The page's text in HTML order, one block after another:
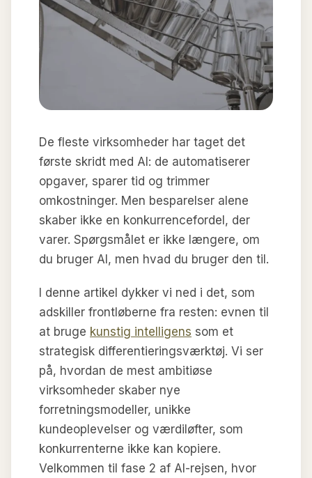
De fleste virksomheder har taget det
første skridt med AI: de automatiserer
opgaver, sparer tid og trimmer
omkostninger. Men besparelser alene
skaber ikke en konkurrencefordel, der
varer. Spørgsmålet er ikke længere, om
du bruger AI, men hvad du bruger den til.
I denne artikel dykker vi ned i det, som
adskiller frontløberne fra resten: evnen til
at bruge kunstig intelligens som et
strategisk differentieringsværktøj. Vi ser
på, hvordan de mest ambitiøse
virksomheder skaber nye
forretningsmodeller, unikke
kundeoplevelser og værdiløfter, som
konkurrenterne ikke kan kopiere.
Velkommen til fase 2 af AI-rejsen, hvor